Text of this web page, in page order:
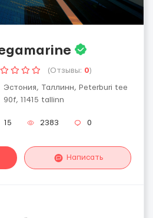
(Отзывы: 0)
Эстония, Таллинн, Peterburi tee
90f, 11415 tallinn
15 2383 0
Написать